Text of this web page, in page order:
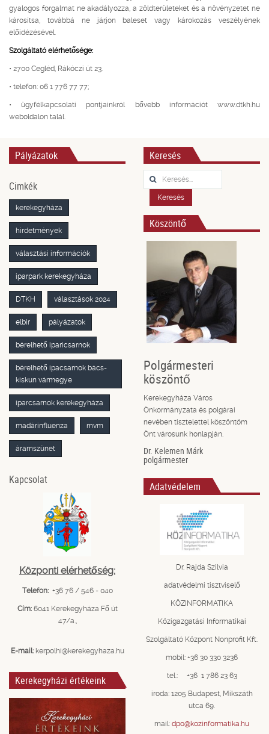
gyalogos forgalmat ne akadályozza, a zöldterületeket és a növényzetet ne
károsítsa, továbbá ne járjon baleset vagy károkozás veszélyének
előidézésével.
Szolgáltató elérhetősége:
• 2700 Cegléd, Rákóczi út 23.
• telefon: 06 1 776 77 77;
• ügyfélkapcsolati pontjainkról bővebb információt www.dtkh.hu
weboldalon talál.
Pályázatok
Cimkék
kerekegyháza
hirdetmények
választási információk
iparpark kerekegyháza
DTKH választások 2024
elbir pályázatok
bérelhető iparicsarnok
bérelhető ipacsarnok bács-
kiskun vármegye
iparcsarnok kerekegyháza
madárinfluenza mvm
áramszünet
Kapcsolat
Központi elérhetőség:
Telefon: +36 76 / 546 - 040
Cím: 6041 Kerekegyháza Fő út
47/a.,
E-mail: kerpolhi@kerekegyhaza.hu
Kerekegyházi értékeink
Keresés
Keresés...
Keresés
Köszöntő
Polgármesteri
köszöntő
Kerekegyháza Város
Önkormányzata és polgárai
nevében tisztelettel köszöntöm
Önt városunk honlapján.
Dr. Kelemen Márk
polgármester
Adatvédelem
Dr. Rajda Szilvia
adatvédelmi tisztviselő
KÖZINFORMATIKA
Közigazgatási Informatikai
Szolgáltató Központ Nonprofit Kft.
mobil: +36 30 330 3236
tel.: +36 1 786 23 63
iroda: 1205 Budapest, Mikszáth
utca 69.
mail: dpo@kozinformatika.hu